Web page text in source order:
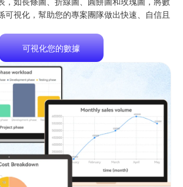
可視化，幫助您的專案團隊做出快速、自信且
可視化您的數據